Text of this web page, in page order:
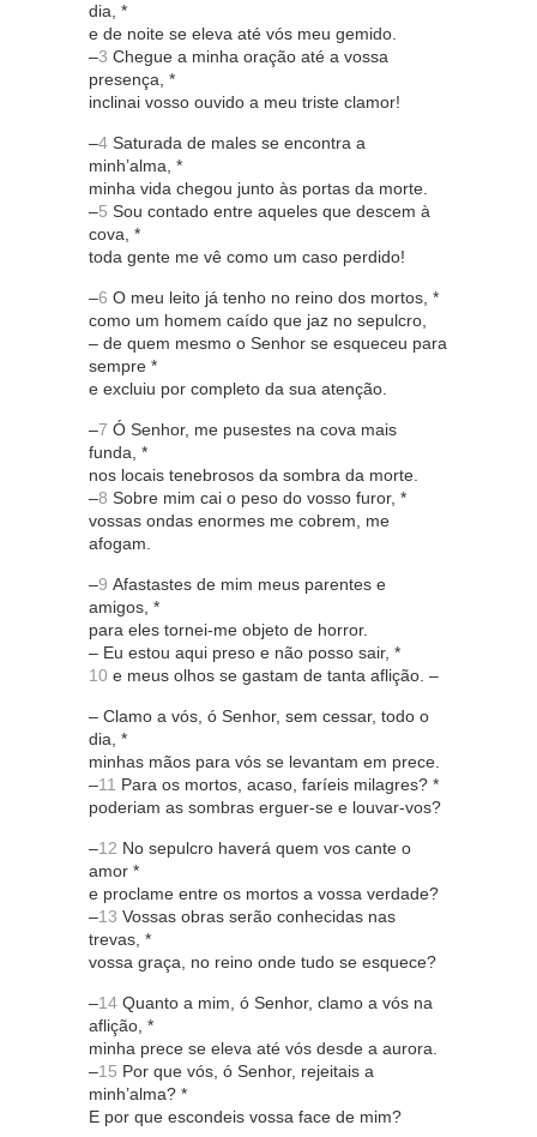
dia, *
e de noite se eleva até vós meu gemido.
–3 Chegue a minha oração até a vossa
presença, *
inclinai vosso ouvido a meu triste clamor!
–4 Saturada de males se encontra a
minh’alma, *
minha vida chegou junto às portas da morte.
–5 Sou contado entre aqueles que descem à
cova, *
toda gente me vê como um caso perdido!
–6 O meu leito já tenho no reino dos mortos, *
como um homem caído que jaz no sepulcro,
– de quem mesmo o Senhor se esqueceu para
sempre *
e excluiu por completo da sua atenção.
–7 Ó Senhor, me pusestes na cova mais
funda, *
nos locais tenebrosos da sombra da morte.
–8 Sobre mim cai o peso do vosso furor, *
vossas ondas enormes me cobrem, me
afogam.
–9 Afastastes de mim meus parentes e
amigos, *
para eles tornei-me objeto de horror.
– Eu estou aqui preso e não posso sair, *
10 e meus olhos se gastam de tanta aflição. –
– Clamo a vós, ó Senhor, sem cessar, todo o
dia, *
minhas mãos para vós se levantam em prece.
–11 Para os mortos, acaso, faríeis milagres? *
poderiam as sombras erguer-se e louvar-vos?
–12 No sepulcro haverá quem vos cante o
amor *
e proclame entre os mortos a vossa verdade?
–13 Vossas obras serão conhecidas nas
trevas, *
vossa graça, no reino onde tudo se esquece?
–14 Quanto a mim, ó Senhor, clamo a vós na
aflição, *
minha prece se eleva até vós desde a aurora.
–15 Por que vós, ó Senhor, rejeitais a
minh’alma? *
E por que escondeis vossa face de mim?